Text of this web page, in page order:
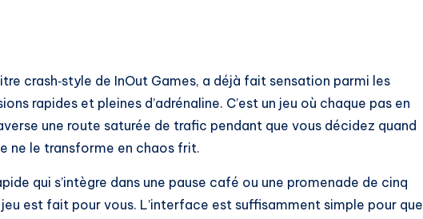
crash‑style de InOut Games, a déjà fait sensation parmi les
rapides et pleines d’adrénaline. C’est un jeu où chaque pas en
une route saturée de trafic pendant que vous décidez quand
ne le transforme en chaos frit.
qui s’intègre dans une pause café ou une promenade de cinq
est fait pour vous. L’interface est suffisamment simple pour que